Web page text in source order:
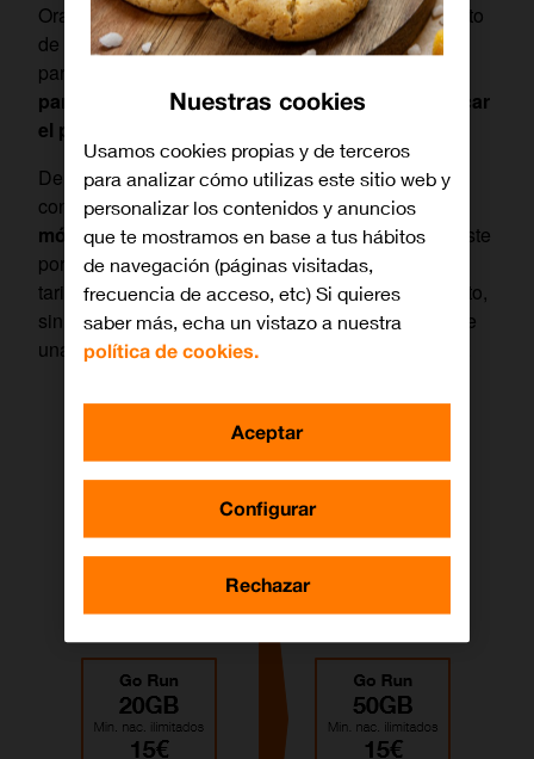
Orange mejora su oferta de prepago con un aumento
de Gigas a más del doble de su capacidad actual
para que sus clientes puedan
partido de su conectividad . Todo ello
sin modificar
el precio
De esta forma, el porfolio de tarifasGo Prepago
contará ahoracon una capacidad de navegación
móvil de hasta 100 GB de datos acumulables.
Este
porfolio está orientado a usuarios que buscan una
tarifa cada vez más abundante, controlando su gasto,
sin compromiso de permanencia y sin necesidad de
una cuenta bancaria y a un precio muy competitivo.
Nuestras cookies
Usamos cookies propias y de terceros
para analizar cómo utilizas este sitio web y
personalizar los contenidos y anuncios
que te mostramos en base a tus hábitos
de navegación (páginas visitadas,
frecuencia de acceso, etc) Si quieres
saber más, echa un vistazo a nuestra
política de cookies.
Configurar
Rechazar
Aceptar